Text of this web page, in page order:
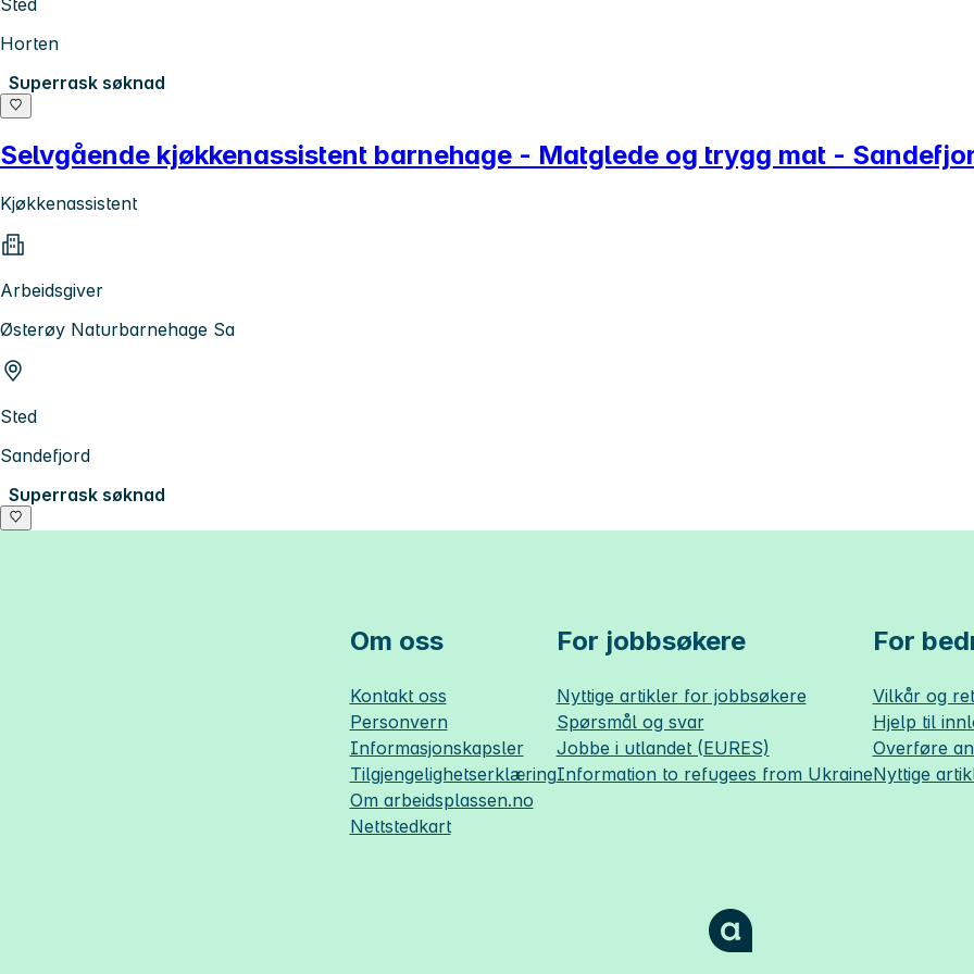
Sted
Horten
Superrask søknad
Selvgående kjøkkenassistent barnehage - Matglede og trygg mat -
Kjøkkenassistent
Arbeidsgiver
Østerøy Naturbarnehage Sa
Sted
Sandefjord
Superrask søknad
Om oss
Kontakt oss
Personvern
Informasjonskapsler
Tilgjengelighetserklæring
Om arbeidsplassen.no
Nettstedkart
For jobbsøkere
Nyttige artikler for jobbsøkere
Spørsmål og svar
Jobbe i utlandet (EURES)
Information to refugees from Ukraine
For
Vilkår og
Hjelp til
Overføre
Nyttige